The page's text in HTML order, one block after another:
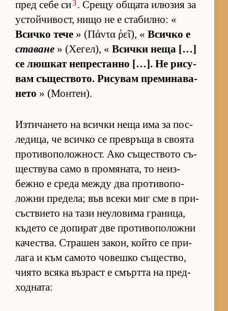
пред себе си3. Срещу об­щата илю­зия за
ус­той­чи­вост, нищо не е ста­бил­но: «
Всичко тече » (Πάντα ῥεῖ), « Всичко е
ставане » (Хе­гел), « Всички неща […]
се люш­кат неп­рес­танно […]. Не ри­су­
вам съ­щес­т­во­то. Ри­су­вам пре­ми­на­ва­
нето » (Мон­тен).
Из­ти­ча­нето на всички неща има за пос­
ле­ди­ца, че всичко се прев­ръща в сво­ята
про­ти­во­по­лож­ност. Ако съ­щес­т­вото съ­
щес­т­вува само в про­мя­на­та, то не­из­
бежно е среда между два про­ти­во­по­
ложни пре­де­ла; във всеки миг сме в при­
със­т­ви­ето на тази не­у­ло­вима гра­ни­ца,
къ­дето се до­пи­рат две про­ти­во­по­ложни
ка­чес­т­ва. Стра­шен за­кон, който се при­
лага и към са­мото чо­вешко съ­щес­т­во,
чи­ято всяка въз­раст е смъртта на пред­
ход­на­та: